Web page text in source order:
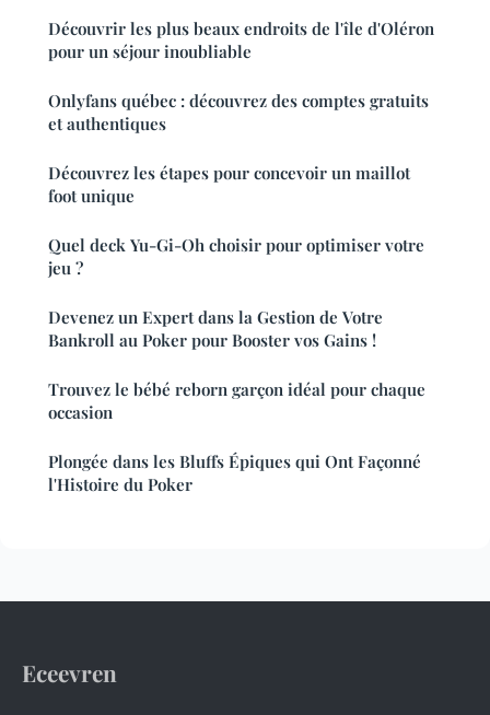
Découvrir les plus beaux endroits de l'île d'Oléron
pour un séjour inoubliable
Onlyfans québec : découvrez des comptes gratuits
et authentiques
Découvrez les étapes pour concevoir un maillot
foot unique
Quel deck Yu-Gi-Oh choisir pour optimiser votre
jeu ?
Devenez un Expert dans la Gestion de Votre
Bankroll au Poker pour Booster vos Gains !
Trouvez le bébé reborn garçon idéal pour chaque
occasion
Plongée dans les Bluffs Épiques qui Ont Façonné
l'Histoire du Poker
Eceevren